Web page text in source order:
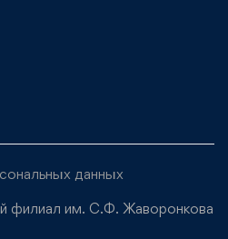
данных
филиал им. С.Ф. Жаворонкова